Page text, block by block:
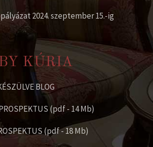
2024. szeptember 15.-ig
KÚRIA
BLOG
(pdf - 14 Mb)
(pdf - 18 Mb)